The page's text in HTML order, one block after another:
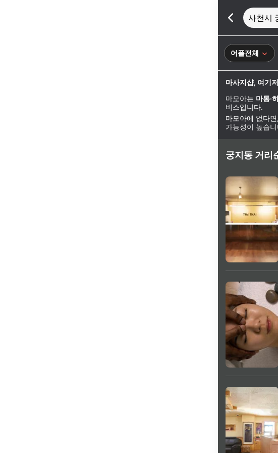
사천시
어플전체
마사지샵, 여기
마모아는 마통·
비스입니다.
마모아에 없다
가능성이 높습
궁지동 거리